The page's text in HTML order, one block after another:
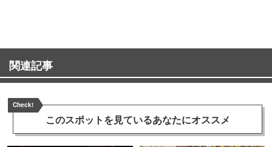
関連記事
Check!
このスポットを見ているあなたにオススメ